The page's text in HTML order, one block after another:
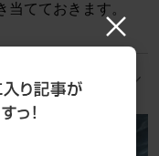
てておきます。